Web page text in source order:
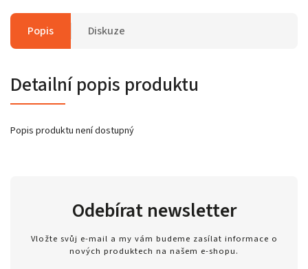
Popis Diskuze
Detailní popis produktu
Popis produktu není dostupný
Odebírat newsletter
Vložte svůj e-mail a my vám budeme zasílat informace o
nových produktech na našem e-shopu.